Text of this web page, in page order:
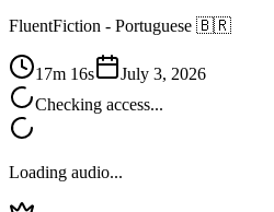
FluentFiction - Portuguese 🇧🇷
17m 16s
July 3, 2026
Checking access...
Loading audio...